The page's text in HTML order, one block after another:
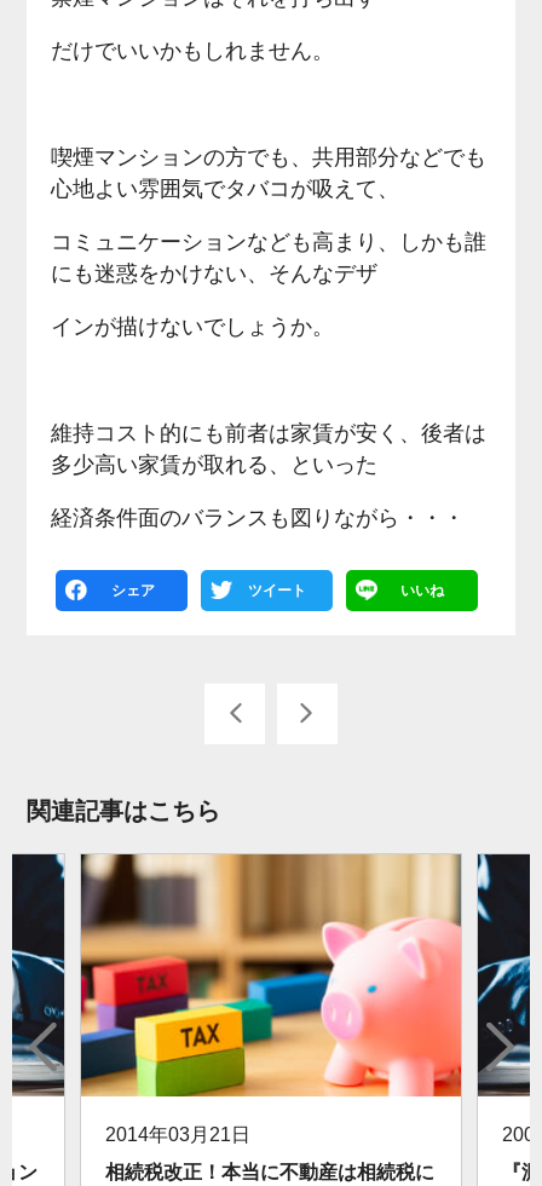
だけでいいかもしれません。
喫煙マンションの方でも、共用部分などでも
心地よい雰囲気でタバコが吸えて、
コミュニケーションなども高まり、しかも誰
にも迷惑をかけない、そんなデザ
インが描けないでしょうか。
維持コスト的にも前者は家賃が安く、後者は
多少高い家賃が取れる、といった
経済条件面のバランスも図りながら・・・
シェア ツイート いいね
関連記事はこちら
ン
2014年03月21日
相続税改正！本当に不動産は相続税に
『